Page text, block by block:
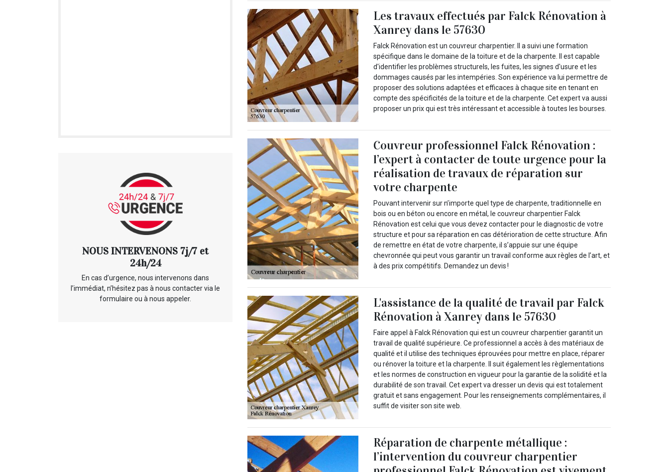
NOUS INTERVENONS 7j/7 et
24h/24
En cas d’urgence, nous intervenons dans
l’immédiat, n’hésitez pas à nous contacter via le
formulaire ou à nous appeler.
Les travaux effectués par Falck Rénovation à
Xanrey dans le 57630
Falck Rénovation est un couvreur charpentier. Il a suivi une formation
spécifique dans le domaine de la toiture et de la charpente. Il est capable
d'identifier les problèmes structurels, les fuites, les signes d'usure et les
dommages causés par les intempéries. Son expérience va lui permettre de
proposer des solutions adaptées et efficaces à chaque site en tenant en
compte des spécificités de la toiture et de la charpente. Cet expert va aussi
proposer un prix qui est très intéressant et accessible à toutes les bourses.
Couvreur professionnel Falck Rénovation :
l’expert à contacter de toute urgence pour la
réalisation de travaux de réparation sur
votre charpente
Pouvant intervenir sur n’importe quel type de charpente, traditionnelle en
bois ou en béton ou encore en métal, le couvreur charpentier Falck
Rénovation est celui que vous devez contacter pour le diagnostic de votre
structure et pour sa réparation en cas détérioration de cette structure. Afin
de remettre en état de votre charpente, il s’appuie sur une équipe
chevronnée qui peut vous garantir un travail conforme aux règles de l’art, et
à des prix compétitifs. Demandez un devis !
L'assistance de la qualité de travail par Falck
Rénovation à Xanrey dans le 57630
Faire appel à Falck Rénovation qui est un couvreur charpentier garantit un
travail de qualité supérieure. Ce professionnel a accès à des matériaux de
qualité et il utilise des techniques éprouvées pour mettre en place, réparer
ou rénover la toiture et la charpente. Il suit également les règlementations
et les normes de construction en vigueur pour la garantie de la solidité et la
durabilité de son travail. Cet expert va dresser un devis qui est totalement
gratuit et sans engagement. Pour les renseignements complémentaires, il
suffit de visiter son site web.
Réparation de charpente métallique :
l’intervention du couvreur charpentier